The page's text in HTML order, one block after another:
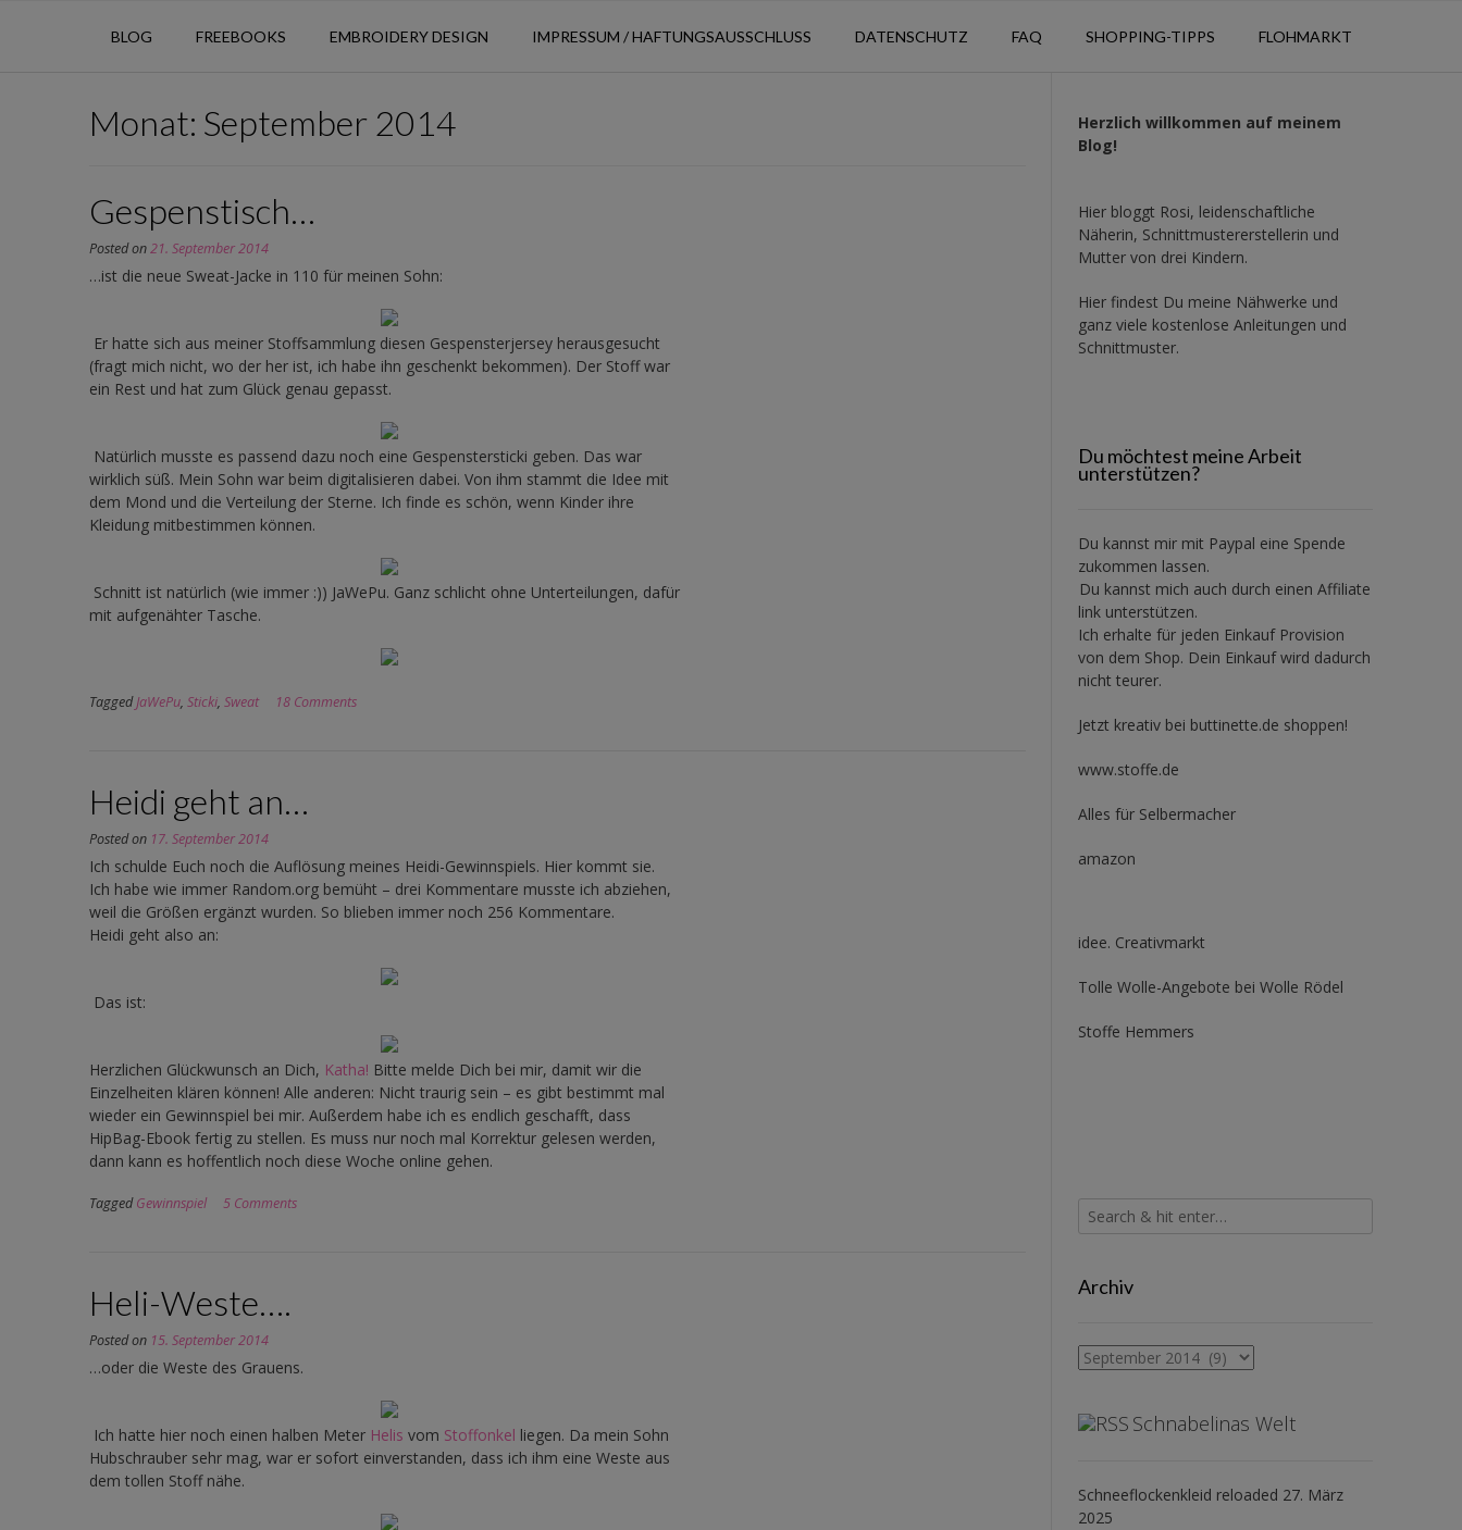
BLOG FREEBOOKS EMBROIDERY DESIGN IMPRESSUM / HAFTUNGSAUSSCHLUSS DATENSCHUTZ FAQ SHOPPING-TIPPS FLOHMARKT
Monat: September 2014
Gespenstisch…
Posted on21. September 2014
…ist die neue Sweat-Jacke in 110 für meinen Sohn:
Er hatte sich aus meiner Stoffsammlung diesen Gespensterjersey herausgesucht
(fragt mich nicht, wo der her ist, ich habe ihn geschenkt bekommen). Der Stoff war
ein Rest und hat zum Glück genau gepasst.
Natürlich musste es passend dazu noch eine Gespenstersticki geben. Das war
wirklich süß. Mein Sohn war beim digitalisieren dabei. Von ihm stammt die Idee mit
dem Mond und die Verteilung der Sterne. Ich finde es schön, wenn Kinder ihre
Kleidung mitbestimmen können.
Schnitt ist natürlich (wie immer :)) JaWePu. Ganz schlicht ohne Unterteilungen, dafür
mit aufgenähter Tasche.
TaggedJaWePu, Sticki, Sweat 18 Comments
Heidi geht an…
Posted on 17. September 2014
Ich schulde Euch noch die Auflösung meines Heidi-Gewinnspiels. Hier kommt sie.
Ich habe wie immer Random.org bemüht – drei Kommentare musste ich abziehen,
weil die Größen ergänzt wurden. So blieben immer noch 256 Kommentare.
Heidi geht also an:
Das ist:
Herzlichen Glückwunsch an Dich, Katha! Bitte melde Dich bei mir, damit wir die
Einzelheiten klären können! Alle anderen: Nicht traurig sein – es gibt bestimmt mal
wieder ein Gewinnspiel bei mir. Außerdem habe ich es endlich geschafft, dass
HipBag-Ebook fertig zu stellen. Es muss nur noch mal Korrektur gelesen werden,
dann kann es hoffentlich noch diese Woche online gehen.
TaggedGewinnspiel 5 Comments
Heli-Weste….
Posted on 15. September 2014
…oder die Weste des Grauens.
Ich hatte hier noch einen halben Meter Helis vom Stoffonkel liegen. Da mein Sohn
Hubschrauber sehr mag, war er sofort einverstanden, dass ich ihm eine Weste aus
dem tollen Stoff nähe.
Herzlich willkommen auf meinem
Blog!
Hier bloggt Rosi, leidenschaftliche
Näherin, Schnittmustererstellerin und
Mutter von drei Kindern.
Hier findest Du meine Nähwerke und
ganz viele kostenlose Anleitungen und
Schnittmuster.
Du möchtest meine Arbeit
unterstützen?
Du kannst mir mit Paypal eine Spende
zukommen lassen.
Du kannst mich auch durch einen Affiliate
link unterstützen.
Ich erhalte für jeden Einkauf Provision
von dem Shop. Dein Einkauf wird dadurch
nicht teurer.
Jetzt kreativ bei buttinette.de shoppen!
www.stoffe.de
Alles für Selbermacher
amazon
idee. Creativmarkt
Tolle Wolle-Angebote bei Wolle Rödel
Stoffe Hemmers
Archiv
Archiv
Schnabelinas Welt
Schneeflockenkleid reloaded 27. März
2025